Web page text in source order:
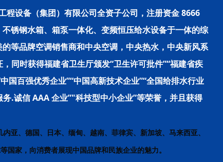
程设备（集团）有限公司全资子公司，注册资金 8666
锈钢水箱、箱泵一体化、变频恒压给水设备于一体的综
等品牌空调销售商和中央空调，中央热水，中央新风系
同时获得福建省卫生厅颁发“卫生许可批件”“福建省疾
国百强优秀企业”“中国高新技术企业”“全国给排水行业
.诚信 AAA 企业”"科技型中小企业”等荣誉，并且获得
亚、德国、日本、缅甸、越南、菲律宾、新加坡、马来西亚、
国家，向消费者展现中国品牌和民族企业的魅力。